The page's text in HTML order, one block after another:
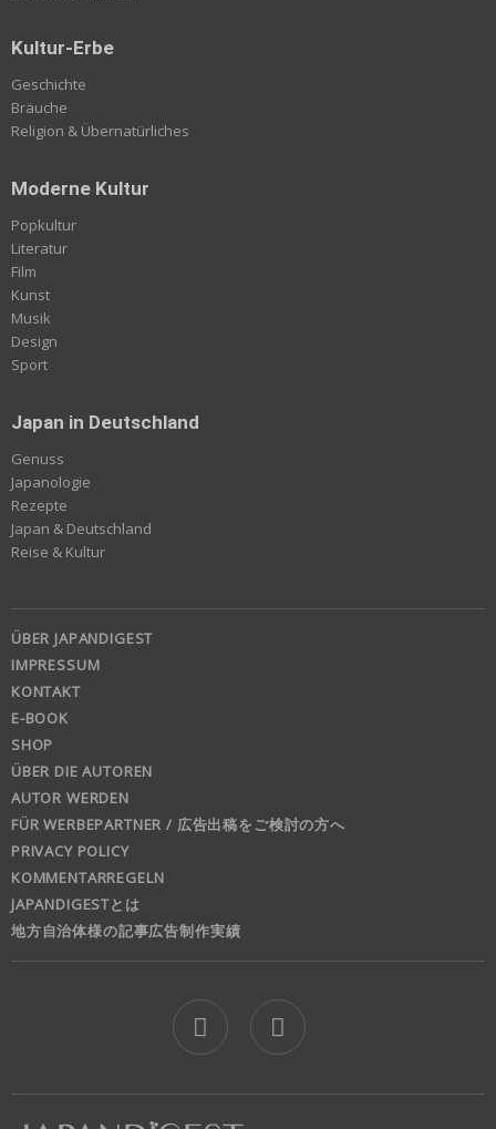
Kultur-Erbe
Geschichte
Bräuche
Religion & Übernatürliches
Moderne Kultur
Popkultur
Literatur
Film
Kunst
Musik
Design
Sport
Japan in Deutschland
Genuss
Japanologie
Rezepte
Japan & Deutschland
Reise & Kultur
ÜBER JAPANDIGEST
IMPRESSUM
KONTAKT
E-BOOK
SHOP
ÜBER DIE AUTOREN
AUTOR WERDEN
FÜR WERBEPARTNER / 広告出稿をご検討の方へ
PRIVACY POLICY
KOMMENTARREGELN
JAPANDIGESTとは
地方自治体様の記事広告制作実績